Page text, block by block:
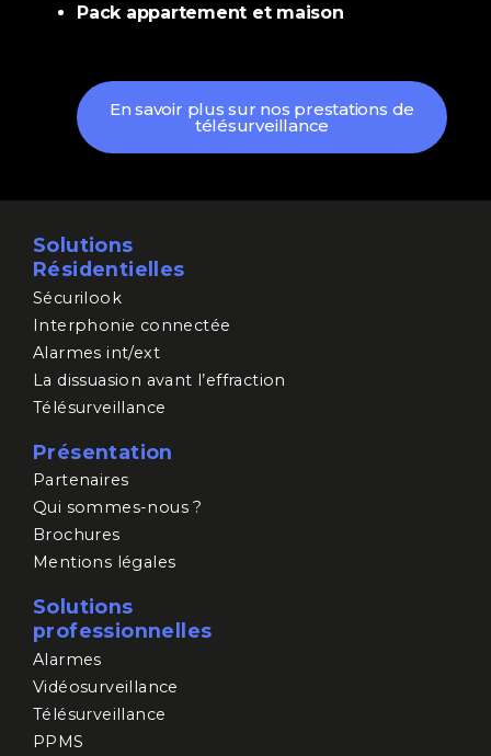
Pack appartement et maison
En savoir plus sur nos prestations de
télésurveillance
Solutions
Résidentielles
Sécurilook
Interphonie connectée
Alarmes int/ext
La dissuasion avant l’effraction
Télésurveillance
Présentation
Partenaires
Qui sommes-nous ?
Brochures
Mentions légales
Solutions
professionnelles
Alarmes
Vidéosurveillance
Télésurveillance
PPMS